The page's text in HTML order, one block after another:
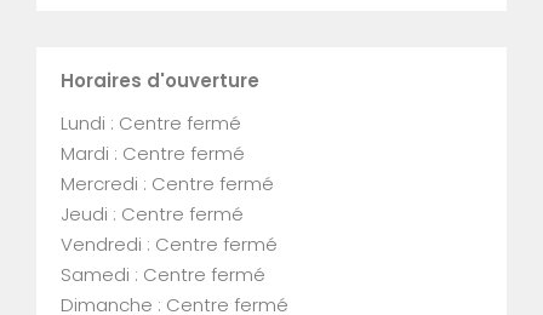
Horaires d'ouverture
Lundi : Centre fermé
Mardi : Centre fermé
Mercredi : Centre fermé
Jeudi : Centre fermé
Vendredi : Centre fermé
Samedi : Centre fermé
Dimanche : Centre fermé